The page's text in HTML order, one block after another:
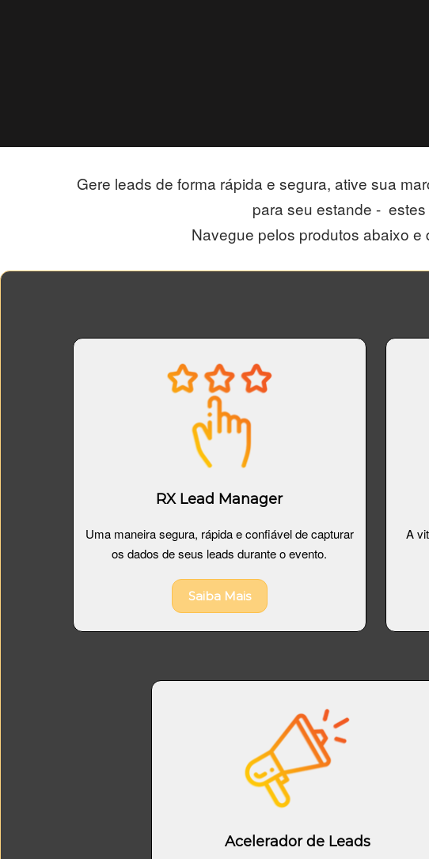
Gere leads de forma rápida e segura, ative sua
para seu estande -
Navegue pelos produtos abaixo
RX Lead Manager
Uma maneira segura, rápida e confiável de capturar
os dados de seus leads durante o evento.
Saiba Mais
A
Acelerador de Leads